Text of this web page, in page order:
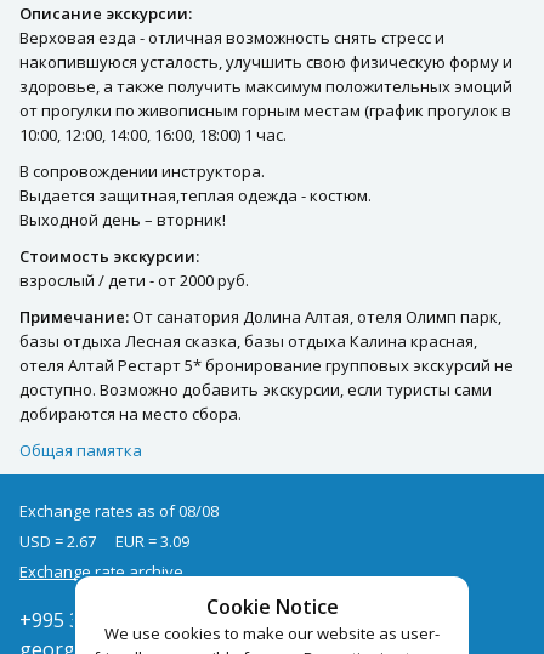
Описание экскурсии:
Верховая езда - отличная возможность снять стресс и
накопившуюся усталость, улучшить свою физическую форму и
здоровье, а также получить максимум положительных эмоций
от прогулки по живописным горным местам (график прогулок в
10:00, 12:00, 14:00, 16:00, 18:00) 1 час.
В сопровождении инструктора.
Выдается защитная,теплая одежда - костюм.
Выходной день – вторник!
Стоимость экскурсии:
взрослый / дети - от 2000 руб.
Примечание:От санатория Долина Алтая, отеля Олимп парк,
базы отдыха Лесная сказка, базы отдыха Калина красная,
отеля Алтай Рестарт 5* бронирование групповых экскурсий не
доступно. Возможно добавить экскурсии, если туристы сами
добираются на место сбора.
Общая памятка
Cookie Notice
We use cookies to make our website as user-
Exchange rates as of 08/08
USD = 2.67
EUR = 3.09
Exchange rate archive
+995 322050666